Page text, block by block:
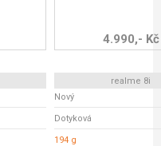
4.990,- Kč
realme 8i
Nový
Dotyková
194 g